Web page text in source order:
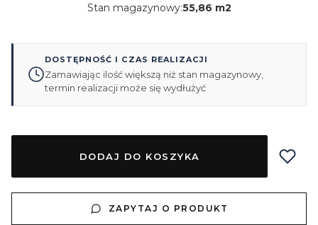
Stan magazynowy:55,86 m2
DOSTĘPNOŚĆ I CZAS REALIZACJI
Zamawiając ilość większą niż stan magazynowy,
termin realizacji może się wydłużyć
DODAJ DO KOSZYKA
ZAPYTAJ O PRODUKT